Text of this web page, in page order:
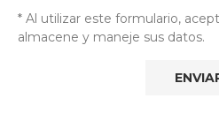
* Al utilizar este formulario,
almacene y maneje sus datos.